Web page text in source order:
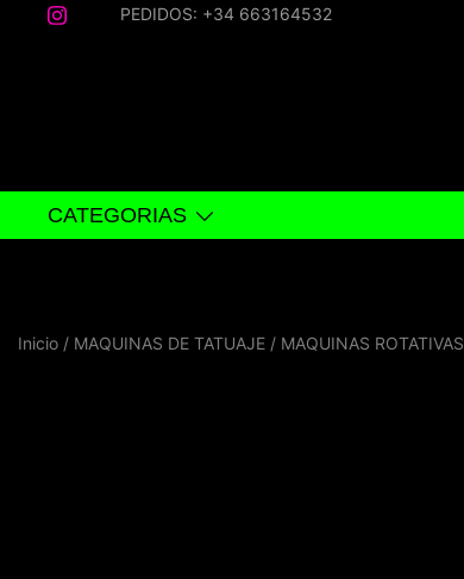
PEDIDOS: +34 663164532
CATEGORIAS
Inicio / MAQUINAS DE TATUAJE / MAQUINAS ROTATIVAS